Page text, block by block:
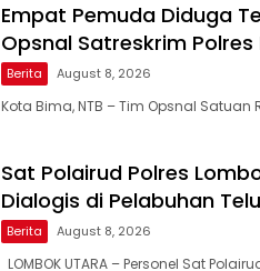
Empat Pemuda Diduga
Opsnal Satreskrim
Berita August 8, 2026
Kota Bima, NTB – Tim Opsnal Satuan
Sat Polairud Polres
Dialogis di Pelabuhan
Berita August 8, 2026
LOMBOK UTARA – Personel Sat